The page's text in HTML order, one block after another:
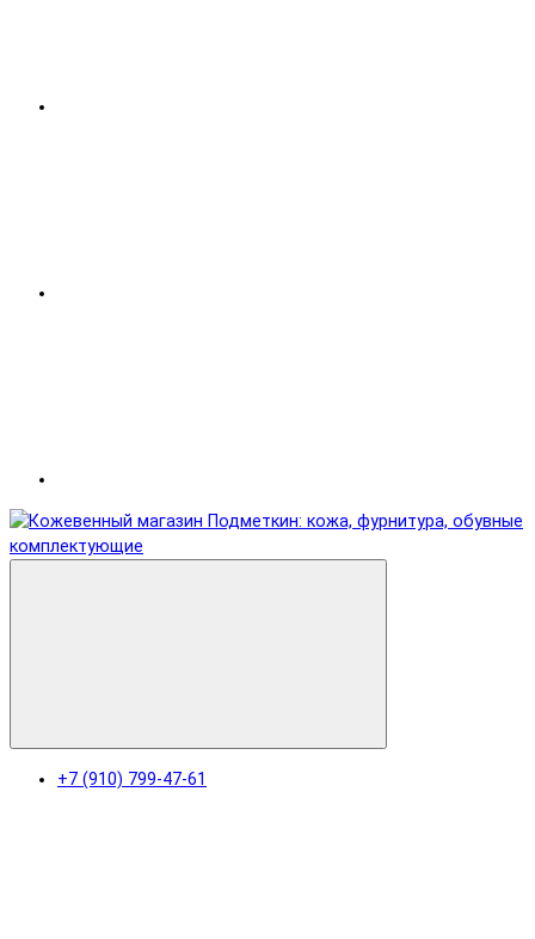
+7 (910) 799-47-61